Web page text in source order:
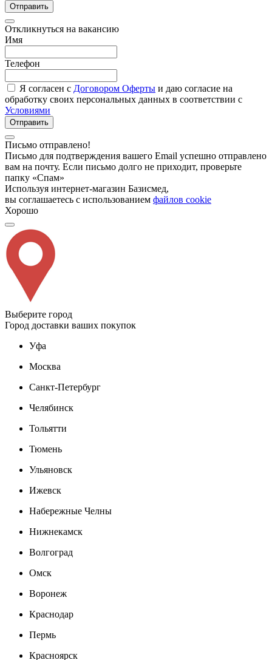
Отправить
Откликнуться на вакансию
Имя
Телефон
Я согласен с Договором Оферты и даю согласие на
обработку своих персональных данных в соответствии с
Условиями
Отправить
Письмо отправлено!
Письмо для подтверждения вашего Email успешно отправлено
вам на почту. Если письмо долго не приходит, проверьте
папку «Спам»
Используя интернет-магазин Базисмед,
вы соглашаетесь с использованием файлов cookie
Хорошо
Выберите город
Город доставки ваших покупок
Уфа
Москва
Санкт-Петербург
Челябинск
Тольятти
Тюмень
Ульяновск
Ижевск
Набережные Челны
Нижнекамск
Волгоград
Омск
Воронеж
Краснодар
Пермь
Красноярск